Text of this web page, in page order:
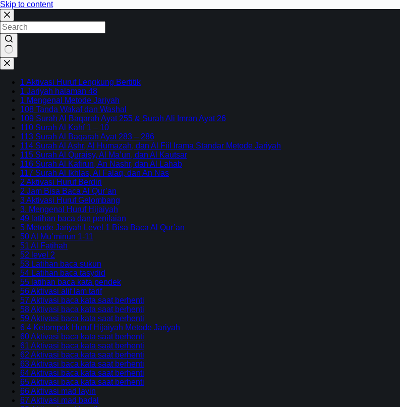
Skip to content
No
results
1 Aktivasi Huruf Lengkung Bertitik
1 Jariyah halaman 48
1 Mengenal Metode Jariyah
108 Tanda Wakaf dan Washal
109 Surah Al Baqarah Ayat 255 & Surah Ali Imran Ayat 26
110 Surah Al Kahf 1 – 10
113 Surah Al Baqarah Ayat 283 – 286
114 Surah Al Ashr, Al Humazah, dan Al Fiil Irama Standar Metode Jariyah
115 Surah Al Quraisy, Al Ma’un, dan Al Kautsar
116 Surah Al Kafirun, An Nashr, dan Al Lahab
117 Surah Al Ikhlas, Al Falaq, dan An Nas
2 Aktivasi Huruf Berdiri
2 Jam Bisa Baca Al Qur’an
3 Aktivasi Huruf Gelombang
3. Mengenal Huruf Hijaiyah
49 latihan baca dan penilaian
5 Metode Jariyah Level 1 Bisa Baca Al Qur’an
50 Al Mu’minun 1-11
51 Al Fatihah
52 level 2
53 Latihan baca sukun
54 Latihan baca tasydid
55 latihan baca kata pendek
56 Aktivasi alif lam tarif
57 Aktivasi baca kata saat berhenti
58 Aktivasi baca kata saat berhenti
59 Aktivasi baca kata saat berhenti
6 4 Kelompok Huruf Hijaiyah Metode Jariyah
60 Aktivasi baca kata saat berhenti
61 Aktivasi baca kata saat berhenti
62 Aktivasi baca kata saat berhenti
63 Aktivasi baca kata saat berhenti
64 Aktivasi baca kata saat berhenti
65 Aktivasi baca kata saat berhenti
66 Aktivasi mad layin
67 Aktivasi mad badal